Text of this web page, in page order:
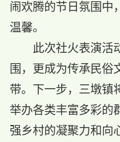
闹欢腾的节日氛围中
温馨。
此次社火表演活
围，更成为传承民俗
带。下一步，三墩镇
举办各类丰富多彩的
强乡村的凝聚力和向